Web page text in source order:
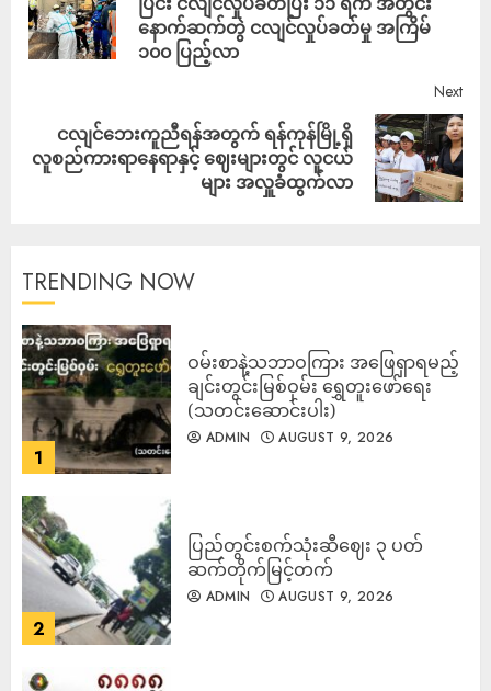
နောက်ဆက်တွဲ ငလျင်လှုပ်ခတ်မှု အကြိမ်
၁၀၀ ပြည့်လာ
Next
ငလျင်ဘေးကူညီရန်အတွက် ရန်ကုန်မြို့ရှိ
လူစည်ကားရာနေရာနှင့် ဈေးများတွင် လူငယ်
များ အလှူခံထွက်လာ
TRENDING NOW
1
ဝမ်းစာနဲ့သဘာဝကြား အဖြေရှာရမည့်
ချင်းတွင်းမြစ်ဝှမ်း ရွှေတူးဖော်ရေး
(သတင်းဆောင်းပါး)
ADMIN AUGUST 9, 2026
2
ပြည်တွင်းစက်သုံးဆီဈေး ၃ ပတ်
ဆက်တိုက်မြင့်တက်
ADMIN AUGUST 9, 2026